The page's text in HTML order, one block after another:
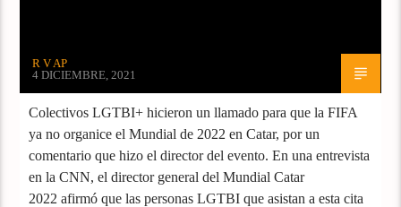
R V AP
4 DICIEMBRE, 2021
Colectivos LGTBI+ hicieron un llamado para que la FIFA
ya no organice el Mundial de 2022 en Catar, por un
comentario que hizo el director del evento. En una entrevista
en la CNN, el director general del Mundial Catar
2022 afirmó que las personas LGTBI que asistan a esta cita